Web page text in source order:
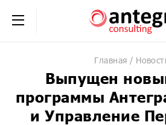
+7 (495) 230-20-02
обратная связь
Главная
Выпущен
программы
и Управление